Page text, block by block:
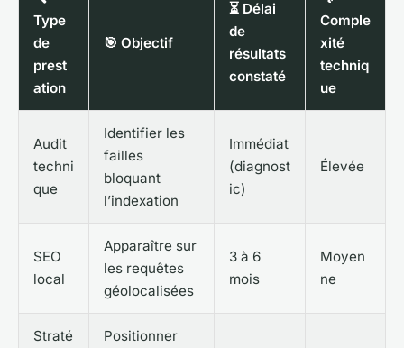
Type
de
prest
ation
🎯 Objectif
⏳ Délai
de
résultats
constaté
Comple
xité
techniq
ue
Audit
techni
que
Identifier les
failles
bloquant
l’indexation
Immédiat
(diagnost
ic)
Élevée
SEO
local
Apparaître sur
les requêtes
géolocalisées
3 à 6
mois
Moyen
ne
Straté
Positionner